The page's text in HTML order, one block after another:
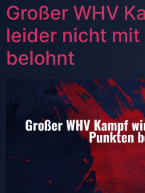
Großer WHV
leider nicht mit
belohnt